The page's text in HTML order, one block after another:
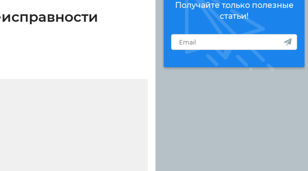
Получайте только полезные
статьи!